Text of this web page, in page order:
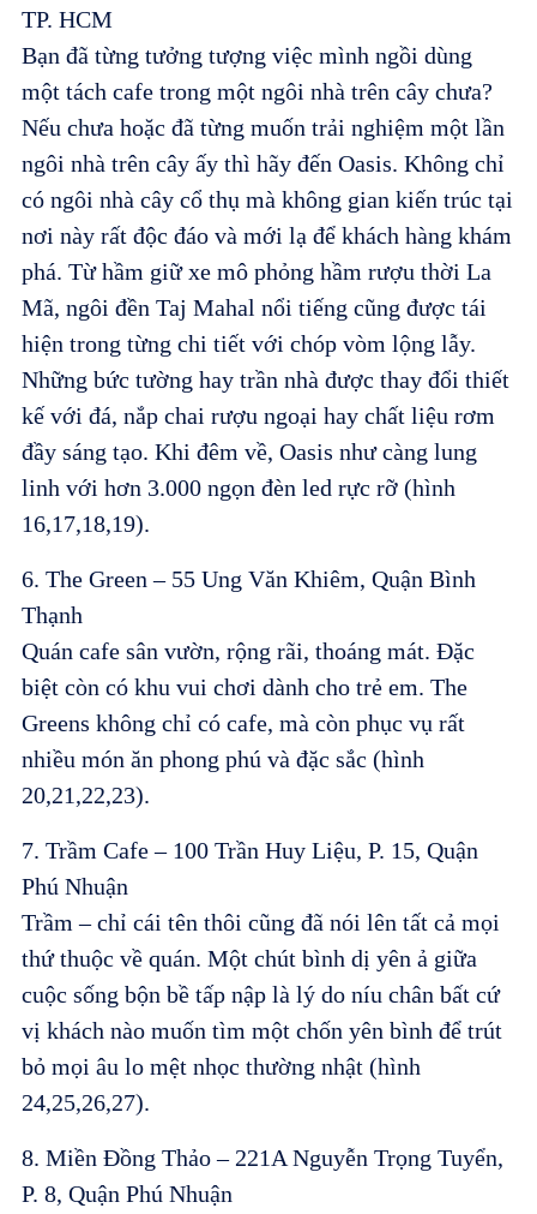
TP. HCM
Bạn đã từng tưởng tượng việc mình ngồi dùng
một tách cafe trong một ngôi nhà trên cây chưa?
Nếu chưa hoặc đã từng muốn trải nghiệm một lần
ngôi nhà trên cây ấy thì hãy đến Oasis. Không chỉ
có ngôi nhà cây cổ thụ mà không gian kiến trúc tại
nơi này rất độc đáo và mới lạ để khách hàng khám
phá. Từ hầm giữ xe mô phỏng hầm rượu thời La
Mã, ngôi đền Taj Mahal nổi tiếng cũng được tái
hiện trong từng chi tiết với chóp vòm lộng lẫy.
Những bức tường hay trần nhà được thay đổi thiết
kế với đá, nắp chai rượu ngoại hay chất liệu rơm
đầy sáng tạo. Khi đêm về, Oasis như càng lung
linh với hơn 3.000 ngọn đèn led rực rỡ (hình
16,17,18,19).
6. The Green – 55 Ung Văn Khiêm, Quận Bình
Thạnh
Quán cafe sân vườn, rộng rãi, thoáng mát. Đặc
biệt còn có khu vui chơi dành cho trẻ em. The
Greens không chỉ có cafe, mà còn phục vụ rất
nhiều món ăn phong phú và đặc sắc (hình
20,21,22,23).
7. Trầm Cafe – 100 Trần Huy Liệu, P. 15, Quận
Phú Nhuận
Trầm – chỉ cái tên thôi cũng đã nói lên tất cả mọi
thứ thuộc về quán. Một chút bình dị yên ả giữa
cuộc sống bộn bề tấp nập là lý do níu chân bất cứ
vị khách nào muốn tìm một chốn yên bình để trút
bỏ mọi âu lo mệt nhọc thường nhật (hình
24,25,26,27).
8. Miền Đồng Thảo – 221A Nguyễn Trọng Tuyển,
P. 8, Quận Phú Nhuận